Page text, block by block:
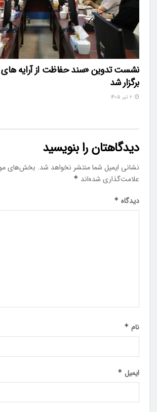
نشست تدوین «سند حفاظت از آرایه های
برگزار شد
دیدگاهتان را بنویسید
نشانی ایمیل شما منتشر نخواهد شد. بخش‌های
علامت‌گذاری شده‌اند *
دیدگاه *
نام *
ایمیل *